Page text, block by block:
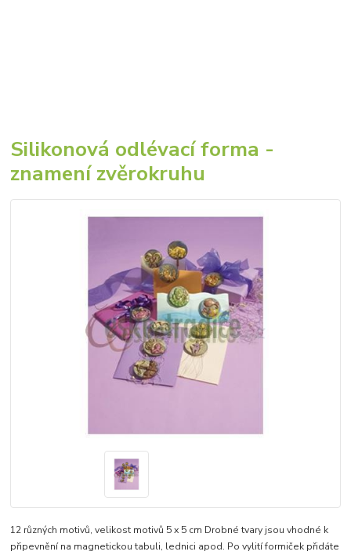
Silikonová odlévací forma -
znamení zvěrokruhu
12 různých motivů, velikost motivů 5 x 5 cm Drobné tvary jsou vhodné k
připevnění na magnetickou tabuli, lednici apod. Po vylití formiček přidáte